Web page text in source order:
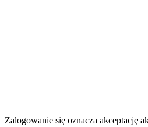
Zalogowanie się oznacza akceptację